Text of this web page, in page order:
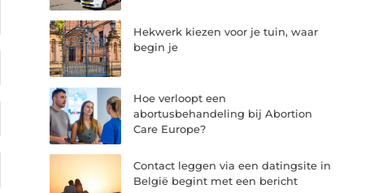
Hekwerk kiezen voor je tuin, waar
begin je
Hoe verloopt een
abortusbehandeling bij Abortion
Care Europe?
Contact leggen via een datingsite in
België begint met een bericht